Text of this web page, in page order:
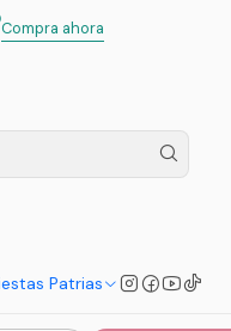
Patrias
Compra ahora
para el Cabello “Sweet
el
Pastel